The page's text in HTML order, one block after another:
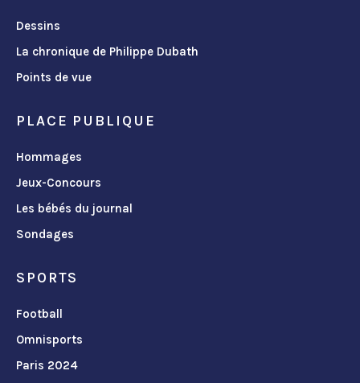
Dessins
La chronique de Philippe Dubath
Points de vue
PLACE PUBLIQUE
Hommages
Jeux-Concours
Les bébés du journal
Sondages
SPORTS
Football
Omnisports
Paris 2024